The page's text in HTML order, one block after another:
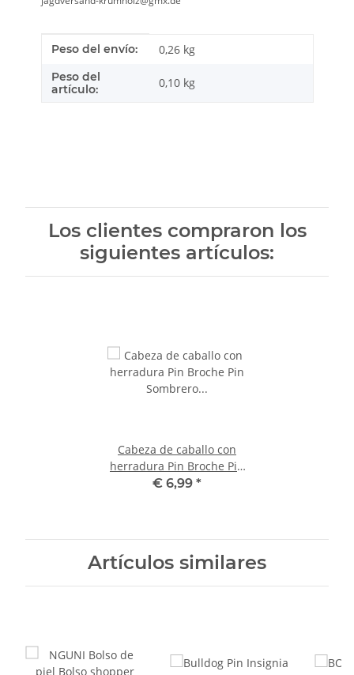
Característica del producto
valor
Peso del envío: 0,26 kg
Peso del
artículo:
0,10 kg
Los clientes compraron los
siguientes artículos:
Cabeza de caballo con
herradura Pin Broche Pin
Sombrero Joyería Botón
€ 6,99 *
Artículos similares